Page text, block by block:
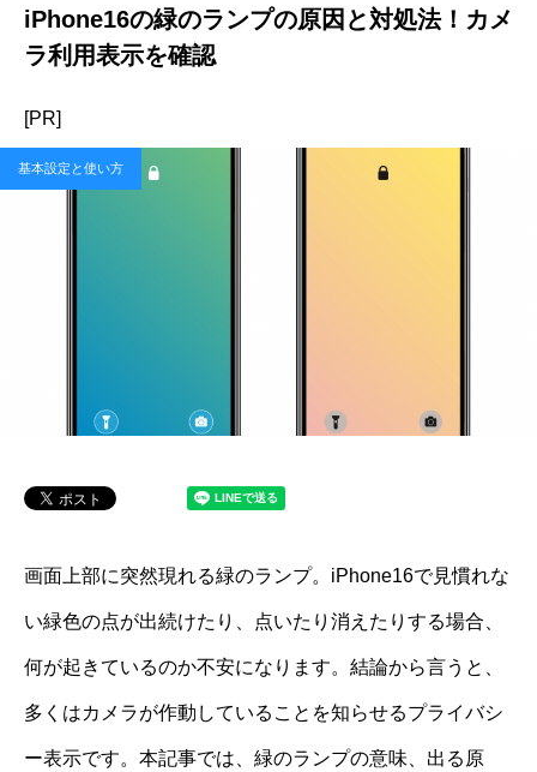
iPhone16の緑のランプの原因と対処法！カメ
ラ利用表示を確認
[PR]
基本設定と使い方
画面上部に突然現れる緑のランプ。iPhone16で見慣れな
い緑色の点が出続けたり、点いたり消えたりする場合、
何が起きているのか不安になります。結論から言うと、
多くはカメラが作動していることを知らせるプライバシ
ー表示です。本記事では、緑のランプの意味、出る原